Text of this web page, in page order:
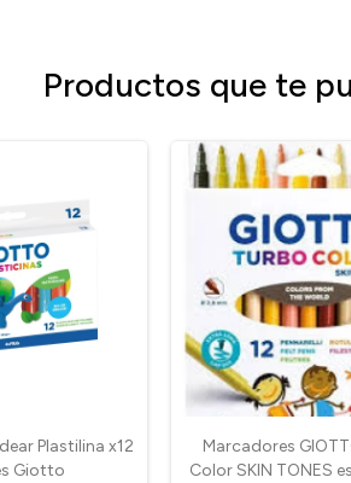
Productos que te
Plastilina x12
Giotto
Marcadores
Color SKIN TONES